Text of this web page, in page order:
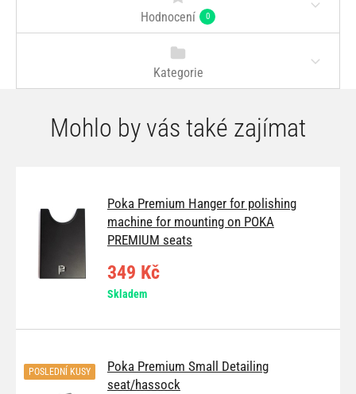
Hodnocení 0
Kategorie
Mohlo by vás také zajímat
Poka Premium Hanger for polishing
machine for mounting on POKA
PREMIUM seats
349 Kč
Skladem
Poka Premium Small Detailing
seat/hassock
POSLEDNÍ KUSY